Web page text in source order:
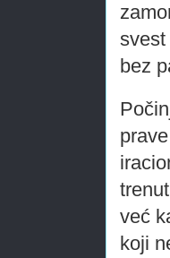
bez
već
koji